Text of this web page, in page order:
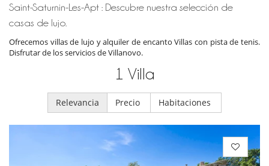
Saint-Saturnin-Les-Apt : Descubre nuestra selección de
casas de lujo.
Ofrecemos villas de lujo y alquiler de encanto Villas con pista de tenis.
Disfrutar de los servicios de Villanovo.
1 Villa
Relevancia Precio Habitaciones